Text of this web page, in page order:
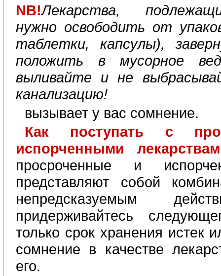
NB!Лекарства,
нужно освободить от
таблетки, капсулы),
положить в мусорное
выливайте и не
канализацию!
вызывает у вас сомнение.
Как поступать с
испорченными
просроченные и
представляют собой
непредсказуемым
придерживайтесь
только срок хранения истек
сомнение в качестве
его.